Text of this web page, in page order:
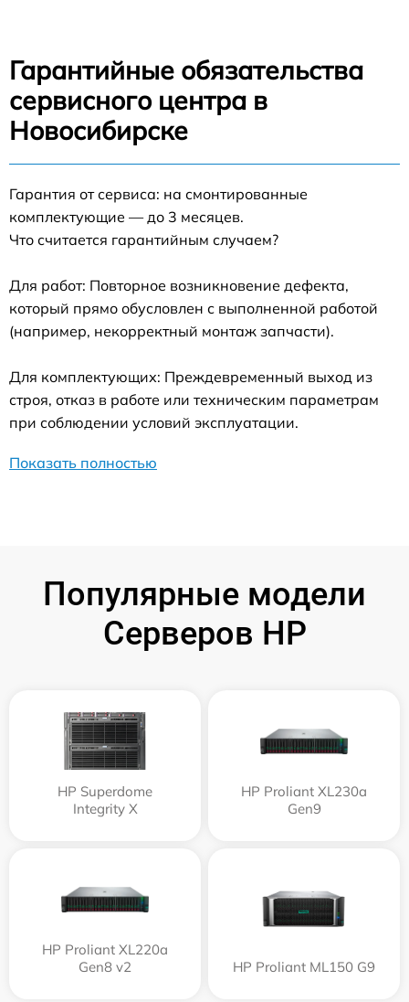
Гарантийные обязательства
сервисного центра в
Новосибирске
Гарантия от сервиса: на смонтированные
комплектующие — до 3 месяцев.
Что считается гарантийным случаем?
Для работ: Повторное возникновение дефекта,
который прямо обусловлен с выполненной работой
(например, некорректный монтаж запчасти).
Для комплектующих: Преждевременный выход из
строя, отказ в работе или техническим параметрам
при соблюдении условий эксплуатации.
Показать полностью
Популярные модели
Серверов HP
HP Superdome
Integrity Х
HP Proliant XL230a
Gen9
HP Proliant XL220a
Gen8 v2
HP Proliant ML150 G9